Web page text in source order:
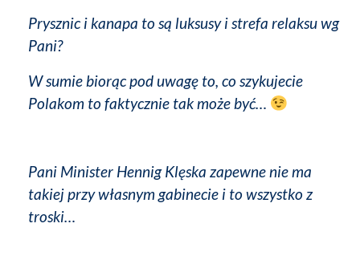
Prysznic i kanapa to są luksusy i strefa relaksu wg
Pani?
W sumie biorąc pod uwagę to, co szykujecie
Polakom to faktycznie tak może być…
Pani Minister Hennig Klęska zapewne nie ma
takiej przy własnym gabinecie i to wszystko z
troski…